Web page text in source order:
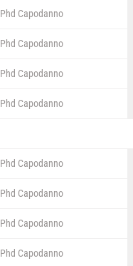
Phd Capodanno
Phd Capodanno
Phd Capodanno
Phd Capodanno
Phd Capodanno
Phd Capodanno
Phd Capodanno
Phd Capodanno